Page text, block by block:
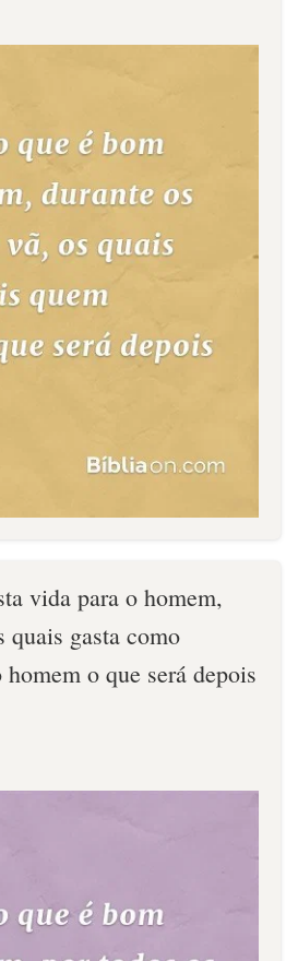
vida para o homem,
quais gasta como
o que será depois